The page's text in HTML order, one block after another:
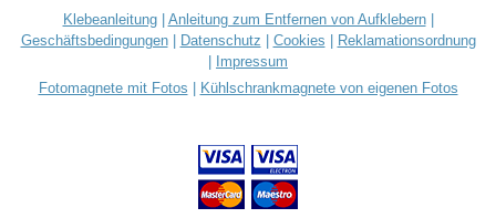
Klebeanleitung| Anleitung zum Entfernen von Aufklebern|
Geschäftsbedingungen| Datenschutz Cookies
Reklamationsordnung
Impressum
Fotomagnete mit Fotos
Kühlschrankmagnete von eigenen Fotos